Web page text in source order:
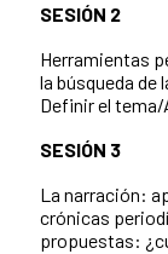
SESIÓN 2
Herramientas
la búsqueda de
Definir el
SESIÓN 3
La narración:
crónicas
propuestas: